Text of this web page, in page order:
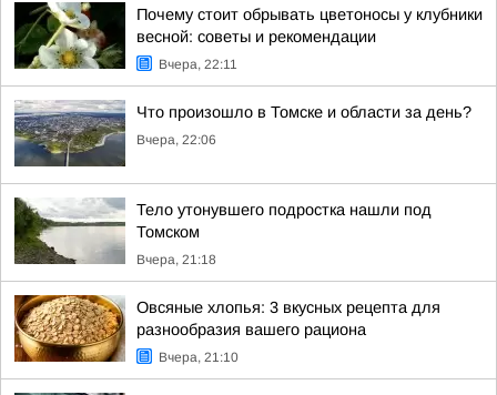
Почему стоит обрывать цветоносы у клубники
весной: советы и рекомендации
Вчера, 22:11
Что произошло в Томске и области за день?
Вчера, 22:06
Тело утонувшего подростка нашли под
Томском
Вчера, 21:18
Овсяные хлопья: 3 вкусных рецепта для
разнообразия вашего рациона
Вчера, 21:10